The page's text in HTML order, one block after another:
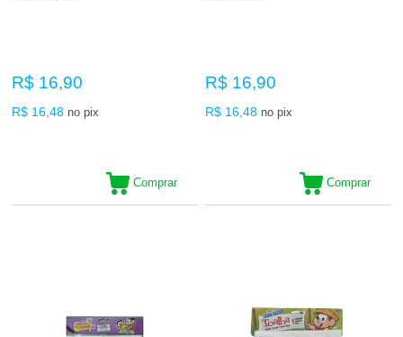
R$ 16,90
R$ 16,48 no pix
Comprar
R$ 16,90
R$ 16,48 no pix
Comprar